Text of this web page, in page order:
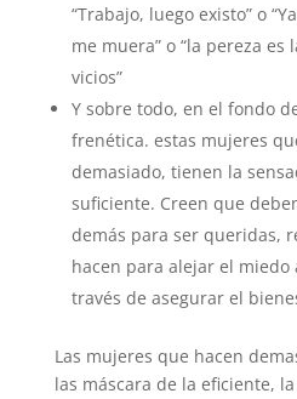
“Trabajo, luego existo” o
me muera” o “la pereza
vicios”
Y sobre todo, en el fondo
frenética. estas mujeres
demasiado, tienen la
suficiente. Creen que
demás para ser queridas,
hacen para alejar el miedo
través de asegurar el
Las mujeres que hacen
las máscara de la eficiente,